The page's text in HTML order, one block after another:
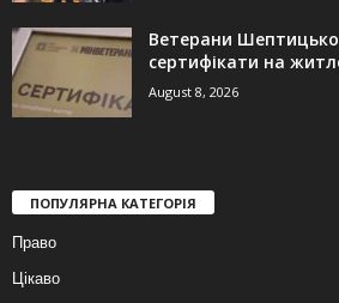
Ветерани
сертифікати на
August 8, 2026
ПОПУЛЯРНА КАТЕГОРІЯ
Право
Цікаво